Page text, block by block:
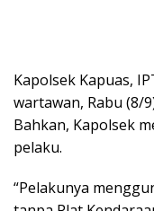
Kapolsek Kapuas,
wartawan, Rabu (8/
Bahkan, Kapolsek
pelaku.
“Pelakunya